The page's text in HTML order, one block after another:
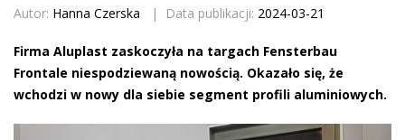
Autor: Hanna Czerska | Data publikacji: 2024-03-21
Firma Aluplast zaskoczyła na targach Fensterbau
Frontale niespodziewaną nowością. Okazało się, że
wchodzi w nowy dla siebie segment profili aluminiowych.